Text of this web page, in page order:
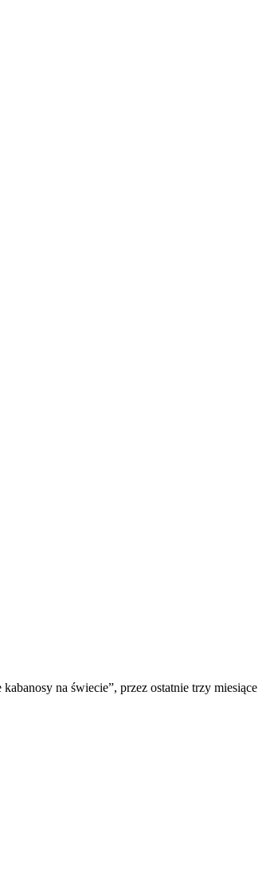
na świecie”, przez ostatnie trzy miesiące